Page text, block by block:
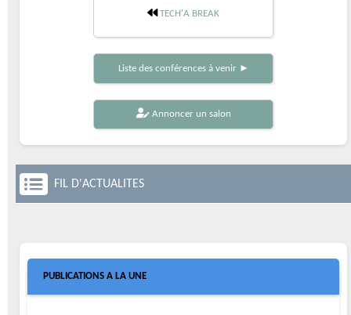
TECH'A BREAK
Liste des conférences à venir ►
Annoncer un salon
FIL D'ACTUALITES
PUBLICATIONS A LA UNE